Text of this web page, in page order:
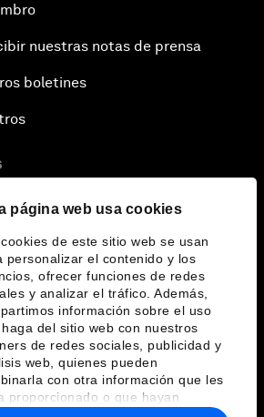
página web usa cookies
de este sitio web se usan
personalizar el contenido y los
ofrecer funciones de redes
y analizar el tráfico. Además,
información sobre el uso
del sitio web con nuestros
de redes sociales, publicidad y
web, quienes pueden
con otra información que les
proporcionado o que hayan
nuestras notas de prensa
boletines
Foro
idiomas